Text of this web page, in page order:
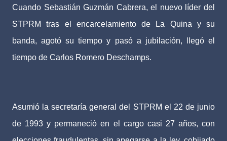
Cuando Sebastián Guzmán Cabrera, el nuevo líder del
STPRM tras el encarcelamiento de La Quina y su
banda, agotó su tiempo y pasó a jubilación, llegó el
tiempo de Carlos Romero Deschamps.
Asumió la secretaría general del STPRM el 22 de junio
de 1993 y permaneció en el cargo casi 27 años, con